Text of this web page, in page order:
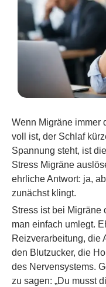
Wenn Migräne immer
voll ist, der Schlaf
Spannung steht, ist
Stress Migräne
ehrliche Antwort: ja,
zunächst klingt.
Stress ist bei Migräne
man einfach umlegt.
Reizverarbeitung, die
den Blutzucker, die
des Nervensystems.
zu sagen: „Du musst